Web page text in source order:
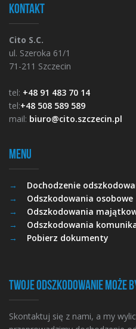
Kontakt
Cito S.C.
ul. Szeroka 61/1
71-211 Szczecin
tel: +48 91 483 70 14
tel:+48 508 589 589
mail: biuro@cito.szczecin.pl
Menu
Dochodzenie
Odszkodowania osobowe
Odszkodowania
Odszkodowania
Pobierz dokumenty
Twoje odszkodowanie może
Skontaktuj się z nami, a my